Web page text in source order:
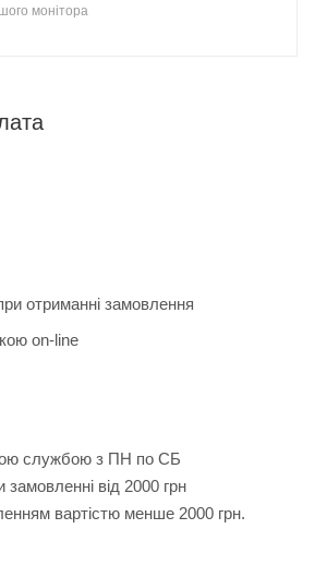
монітора
отриманні замовлення
on-line
службою з ПН по СБ
замовленні від 2000 грн
вартістю менше 2000 грн.